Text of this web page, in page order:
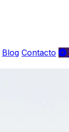
Blog Contacto